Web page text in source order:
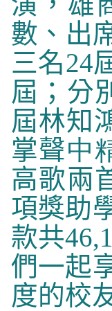
數、出
三名24
屆；分
屆林知
掌聲中
高歌兩
項獎助
款共
們一起
度的校